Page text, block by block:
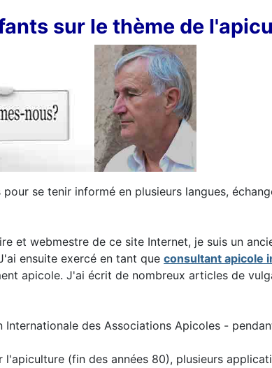
sur le thème de
se tenir informé en plusieurs langues,
et webmestre de ce site Internet, je suis un
ensuite exercé en tant que consultant apicole
apicole. J'ai écrit de nombreux articles de
Internationale des Associations Apicoles -
(fin des années 80), plusieurs